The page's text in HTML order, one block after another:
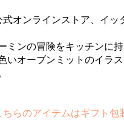
式オンラインストア、イ
ミンの冒険をキッチンに持
いオーブンミットのイラ
ちらのアイテムはギフト